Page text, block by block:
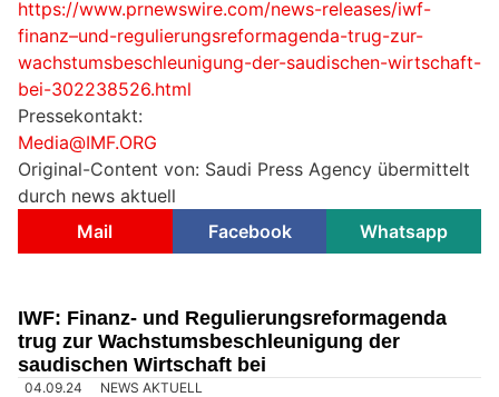
https://www.prnewswire.com/news-releases/iwf-
finanz–und-regulierungsreformagenda-trug-zur-
wachstumsbeschleunigung-der-saudischen-wirtschaft-
bei-302238526.html
Pressekontakt:
Media@IMF.ORG
Original-Content von: Saudi Press Agency übermittelt
durch news aktuell
Mail
Facebook Whatsapp
IWF: Finanz- und Regulierungsreformagenda
trug zur Wachstumsbeschleunigung der
saudischen Wirtschaft bei
04.09.24 NEWS AKTUELL